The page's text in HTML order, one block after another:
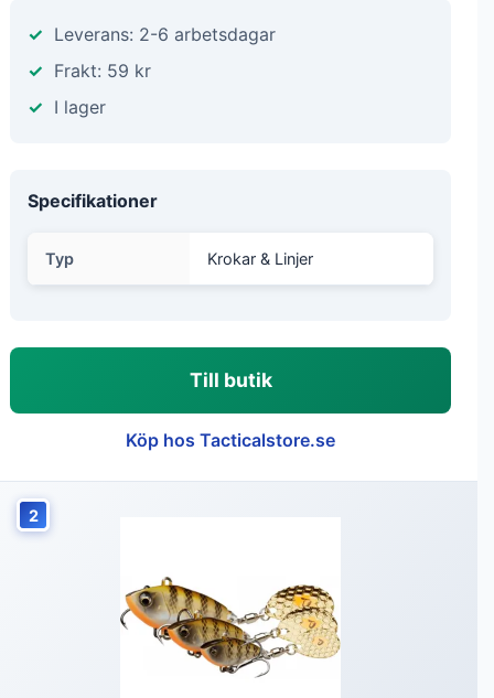
Leverans: 2-6 arbetsdagar
Frakt: 59 kr
I lager
Specifikationer
Typ Krokar & Linjer
Till butik
Köp hos Tacticalstore.se
2